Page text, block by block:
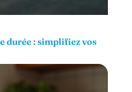
durée : simplifiez vos